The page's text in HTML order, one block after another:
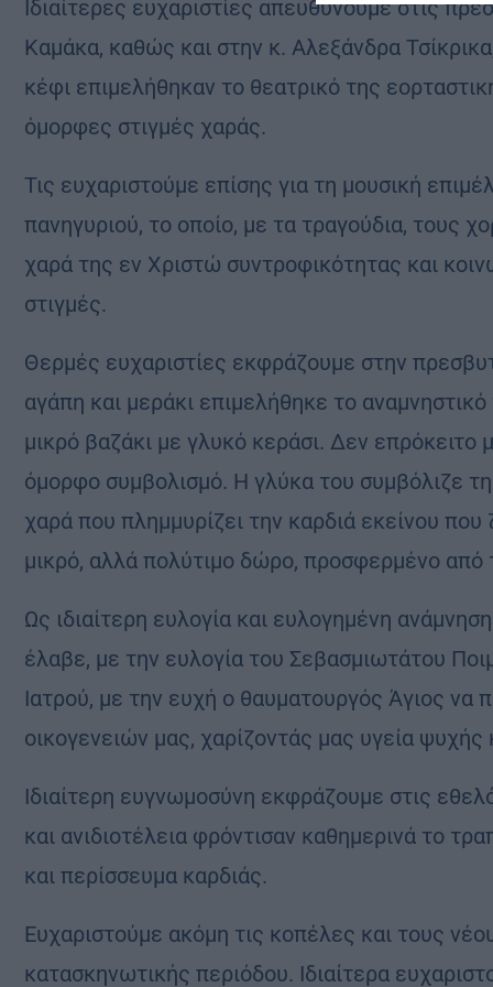
Ιδιαίτερες ευχαριστίες απευθύνουμε στις
Καμάκα, καθώς και στην κ. Αλεξάνδρα
κέφι επιμελήθηκαν το θεατρικό της
όμορφες στιγμές χαράς.
Τις ευχαριστούμε επίσης για τη μουσική
πανηγυριού, το οποίο, με τα τραγούδια, τους
χαρά της εν Χριστώ συντροφικότητας και
στιγμές.
Θερμές ευχαριστίες εκφράζουμε στην
αγάπη και μεράκι επιμελήθηκε το
μικρό βαζάκι με γλυκό κεράσι. Δεν επρόκειτο
όμορφο συμβολισμό. Η γλύκα του συμβόλιζε
χαρά που πλημμυρίζει την καρδιά εκείνου
μικρό, αλλά πολύτιμο δώρο, προσφερμένο
Ως ιδιαίτερη ευλογία και ευλογημένη
έλαβε, με την ευλογία του Σεβασμιωτάτου
Ιατρού, με την ευχή ο θαυματουργός Άγιος
οικογενειών μας, χαρίζοντάς μας υγεία
Ιδιαίτερη ευγνωμοσύνη εκφράζουμε στις
και ανιδιοτέλεια φρόντισαν καθημερινά το
και περίσσευμα καρδιάς.
Ευχαριστούμε ακόμη τις κοπέλες και τους
κατασκηνωτικής περιόδου. Ιδιαίτερα